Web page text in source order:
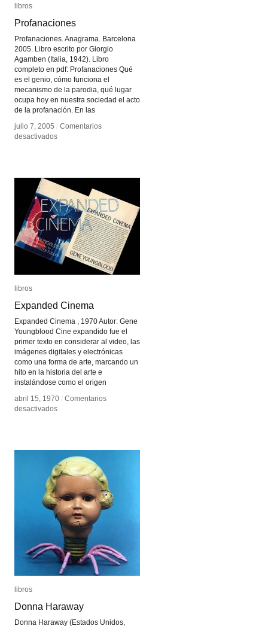
libros
Profanaciones
Profanaciones. Anagrama. Barcelona
2005. Libro escrito por Giorgio
Agamben (Italia, 1942). Libro
completo en pdf: Profanaciones Qué
es el genio, cómo funciona el
mecanismo de la parodia, qué lugar
ocupa hoy en nuestra sociedad el acto
de la profanación. En las
julio 7, 2005 / Comentarios
desactivadosen
libros
Profanaciones
julio 7, 2005 / Comentarios
desactivadosen
libros
Expanded Cinema
Expanded Cinema , 1970 Autor: Gene
Youngblood Cine expandido fue el
primer texto en considerar al video, las
imágenes digitales y electrónicas
como una forma de arte, marcando un
hito en la historia del arte e
instalándose como el origen
abril 15, 1970 / Comentarios
desactivadosen
libros
Expanded Cinema
abril 15, 1970 / Comentarios
desactivadosen
libros
Donna Haraway
Donna Haraway (Estados Unidos,
libros
Donna Haraway